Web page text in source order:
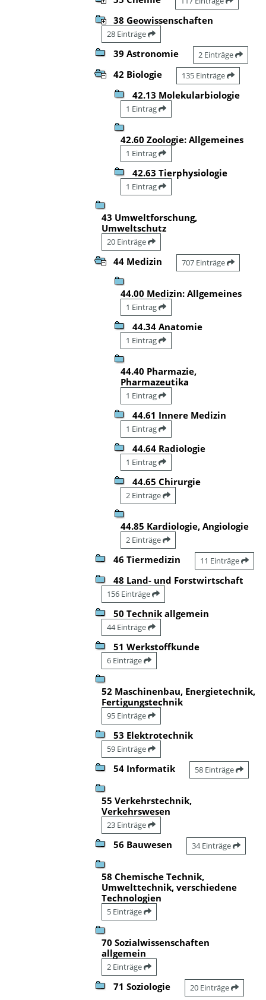
38 Geowissenschaften
28 Einträge
39 Astronomie 2 Einträge
42 Biologie 135 Einträge
42.13 Molekularbiologie
1 Eintrag
42.60 Zoologie: Allgemeines
1 Eintrag
42.63 Tierphysiologie
1 Eintrag
43 Umweltforschung,
Umweltschutz
20 Einträge
44 Medizin 707 Einträge
44.00 Medizin: Allgemeines
1 Eintrag
44.34 Anatomie
1 Eintrag
44.40 Pharmazie,
Pharmazeutika
1 Eintrag
44.61 Innere Medizin
1 Eintrag
44.64 Radiologie
1 Eintrag
44.65 Chirurgie
2 Einträge
44.85 Kardiologie, Angiologie
2 Einträge
46 Tiermedizin 11 Einträge
48 Land- und Forstwirtschaft
156 Einträge
50 Technik allgemein
44 Einträge
51 Werkstoffkunde
6 Einträge
52 Maschinenbau, Energietechnik,
Fertigungstechnik
95 Einträge
53 Elektrotechnik
59 Einträge
54 Informatik 58 Einträge
55 Verkehrstechnik,
Verkehrswesen
23 Einträge
56 Bauwesen 34 Einträge
58 Chemische Technik,
Umwelttechnik, verschiedene
Technologien
5 Einträge
70 Sozialwissenschaften
allgemein
2 Einträge
71 Soziologie 20 Einträge